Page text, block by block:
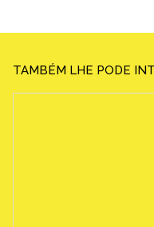
TAMBÉM LHE PODE